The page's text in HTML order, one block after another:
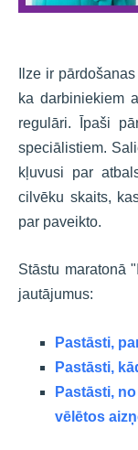
Ilze ir
ka darbiniekiem
regulāri. Īpaši
speciālistiem.
kļuvusi par
cilvēku skaits,
par paveikto.
Stāstu maratonā
jautājumus:
Pastāsti,
Pastāsti,
Pastāsti,
vēlētos